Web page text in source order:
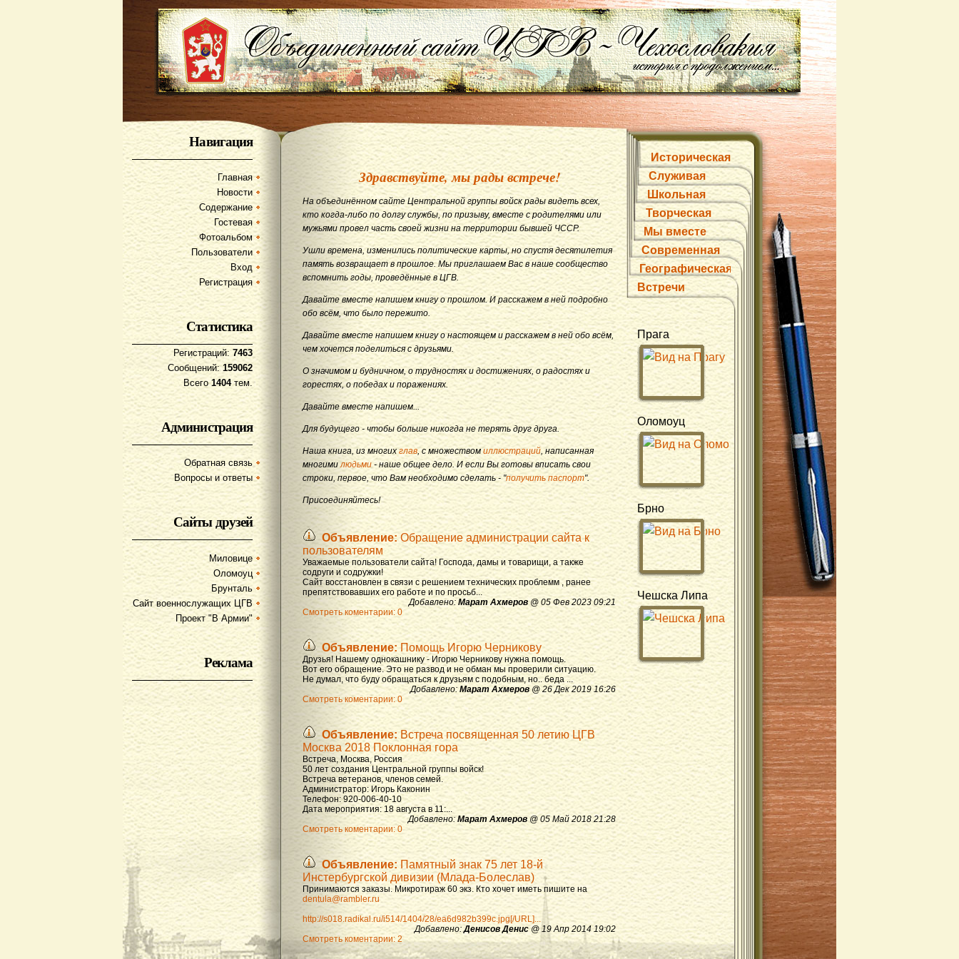
Навигация
Главная
Новости
Содержание
Гостевая
Фотоальбом
Пользователи
Вход
Регистрация
Статистика
Регистраций: 7463
Сообщений:159062
Всего1404тем.
Администрация
Обратная связь
Вопросы и ответы
Сайты друзей
Миловице
Оломоуц
Брунталь
Сайт военнослужащих ЦГВ
Проект "В Армии"
Реклама
Здравствуйте, мы рады встрече!
На объединённом сайте Центральной группы войск рады видеть всех,
кто когда-либо по долгу службы, по призыву, вместе с родителями или
мужьями провел часть своей жизни на территории бывшей ЧССР.
Ушли времена, изменились политические карты, но спустя десятилетия
память возвращает в прошлое. Мы приглашаем Вас в наше сообщество
вспомнить годы, проведённые в ЦГВ.
Давайте вместе напишем книгу о прошлом. И расскажем в ней подробно
обо всём, что было пережито.
Давайте вместе напишем книгу о настоящем и расскажем в ней обо всём,
чем хочется поделиться с друзьями.
О значимом и будничном, о трудностях и достижениях, о радостях и
горестях, о победах и поражениях.
Давайте вместе напишем...
Для будущего - чтобы больше никогда не терять друг друга.
Наша книга, из многихглав, с множествомиллюстраций , написанная
многимилюдьми - наше общее дело. И если Вы готовы вписать свои
строки, первое, что Вам необходимо сделать - "получить паспорт".
Присоединяйтесь!
Объявление: Обращение администрации сайта к
пользователям
Уважаемые пользователи сайта! Господа, дамы и товарищи, а также
содруги и содружки!
Сайт восстановлен в связи с решением технических проблемм , ранее
препятствовавших его работе и по просьб...
Добавлено: Марат Ахмеров@ 05 Фев 2023 09:21
Смотреть коментарии: 0
Объявление: Помощь Игорю Черникову
Друзья! Нашему однокашнику - Игорю Черникову нужна помощь.
Вот его обращение. Это не развод и не обман мы проверили ситуацию.
Не думал, что буду обращаться к друзьям с подобным, но.. беда ...
Добавлено:Марат Ахмеров @ 26 Дек 2019 16:26
Смотреть коментарии: 0
Объявление: Встреча посвященная 50 летию ЦГВ
Москва 2018 Поклонная гора
Встреча, Москва, Россия
50 лет создания Центральной группы войск!
Встреча ветеранов, членов семей.
Администратор: Игорь Каконин
Телефон: 920-006-40-10
Дата мероприятия: 18 августа в 11:...
Добавлено: Марат Ахмеров @ 05 Май 2018 21:28
Смотреть коментарии: 0
Объявление: Памятный знак 75 лет 18-й
Инстербургской дивизии (Млада-Болеслав)
Принимаются заказы. Микротираж 60 экз. Кто хочет иметь пишите на
dentula@rambler.ru
http://s018.radikal.ru/i514/1404/28/ea6d982b399c.jpg[/URL]...
Добавлено:Денисов Денис @ 19 Апр 2014 19:02
Смотреть коментарии: 2
Историческая
Служивая
Школьная
Творческая
Мы вместе
Современная
Географическая
Встречи
Прага
Оломоуц
Брно
Чешска Липа